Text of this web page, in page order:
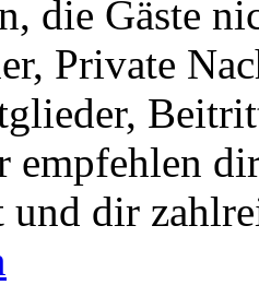
die Gäste
Private
empfehlen
und dir